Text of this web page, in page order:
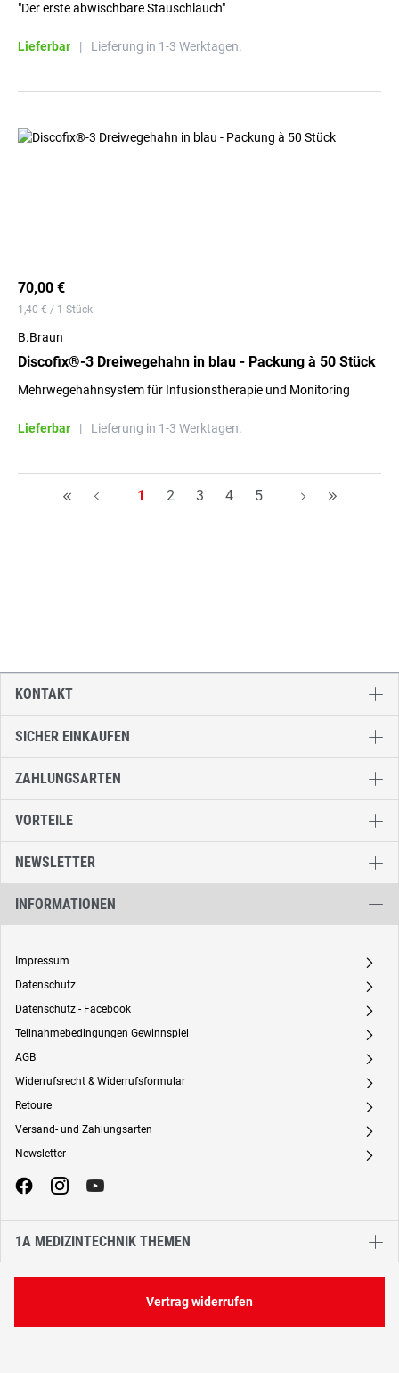
"Der erste abwischbare Stauschlauch"
Lieferbar | Lieferung in 1-3 Werktagen.
70,00 €
1,40 € / 1 Stück
B.Braun
Discofix®-3 Dreiwegehahn in blau - Packung à 50 Stück
Mehrwegehahnsystem für Infusionstherapie und Monitoring
Lieferbar | Lieferung in 1-3 Werktagen.
H A Seite
1 Seite
2 Seite
3 Seite
4 Seite
5 A H
SICHER EINKAUFEN
ZAHLUNGSARTEN
VORTEILE
NEWSLETTER
INFORMATIONEN
Impressum A
Datenschutz A
Datenschutz - Facebook A
Teilnahmebedingungen Gewinnspiel A
AGB A
Widerrufsrecht & Widerrufsformular A
Retoure A
Versand- und Zahlungsarten A
Newsletter A
1A MEDIZINTECHNIK THEMEN
KONTAKT
Vertrag widerrufen